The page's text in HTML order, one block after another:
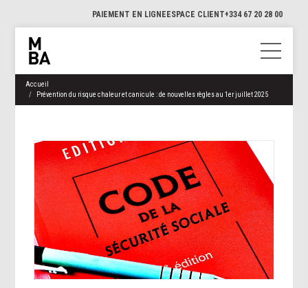
PAIEMENT EN LIGNEESPACE CLIENT+334 67 20 28 00
Accueil
Prévention du risque chaleur et canicule : de nouvelles règles au 1er juillet 2025